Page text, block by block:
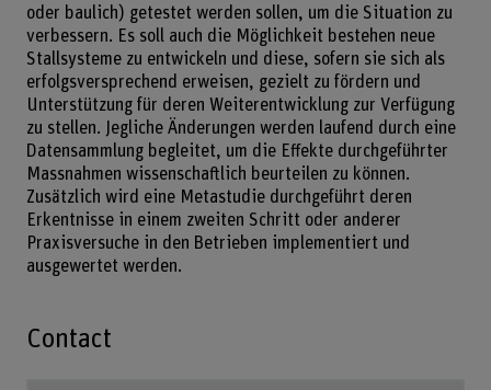
oder baulich) getestet werden sollen, um die Situation zu
verbessern. Es soll auch die Möglichkeit bestehen neue
Stallsysteme zu entwickeln und diese, sofern sie sich als
erfolgsversprechend erweisen, gezielt zu fördern und
Unterstützung für deren Weiterentwicklung zur Verfügung
zu stellen. Jegliche Änderungen werden laufend durch eine
Datensammlung begleitet, um die Effekte durchgeführter
Massnahmen wissenschaftlich beurteilen zu können.
Zusätzlich wird eine Metastudie durchgeführt deren
Erkentnisse in einem zweiten Schritt oder anderer
Praxisversuche in den Betrieben implementiert und
ausgewertet werden.
Contact